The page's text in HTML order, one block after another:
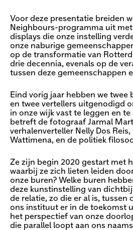
Voor deze presentatie breiden
Neighbours-programma uit
displays die onze instelling
onze naburige
op de transformatie van
drie decennia, evenals op de
tussen deze gemeenschappen
Eind vorig jaar hebben we twee
en twee vertellers uitgenodigd
in onze wijk vast te leggen en
betreft de fotograaf Jarmal
verhalenverteller Nelly Dos
Wattimena, en de politiek
Ze zijn begin 2020 gestart met
waarbij ze zich lieten leiden
onze buren? Welke buren
deze kunstinstelling van
de relatie, zo die er al is, tussen
ons instituut er in de toekomst
het perspectief van onze
die parallel loopt aan ons